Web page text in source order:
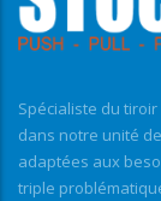
Spécialiste du
dans notre unité
adaptées aux
triple